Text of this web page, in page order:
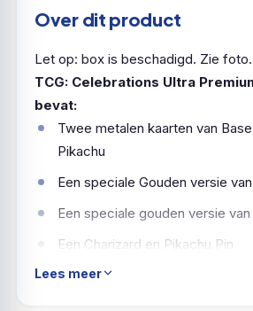
Over dit product
Let op: box is beschadigd. Zie foto.
TCG: Celebrations Ultra
bevat:
Twee metalen kaarten van
Pikachu
Een speciale Gouden versie
Een speciale gouden versie
Een Charizard en Pikachu Pin
Een Speciale munt
Lees meer